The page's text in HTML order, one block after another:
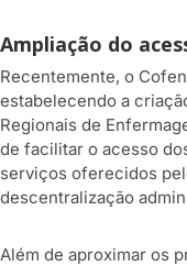
Ampliação do
Recentemente, o
estabelecendo a
Regionais de
de facilitar o acesso
serviços oferecidos
descentralização
Além de aproximar os